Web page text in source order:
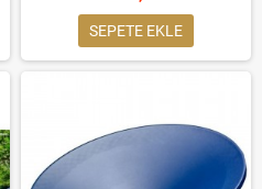
SEPETE EKLE